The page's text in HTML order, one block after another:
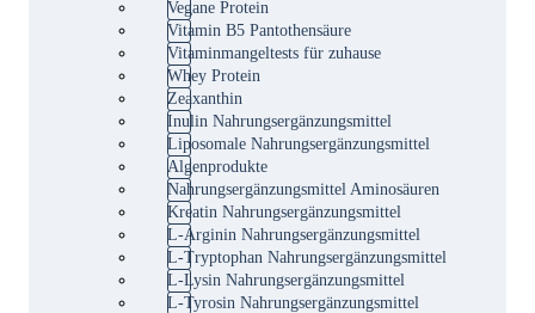
Vegane Protein
Vitamin B5 Pantothensäure
Vitaminmangeltests für zuhause
Whey Protein
Zeaxanthin
Inulin Nahrungsergänzungsmittel
Liposomale Nahrungsergänzungsmittel
Algenprodukte
Nahrungsergänzungsmittel Aminosäuren
Kreatin Nahrungsergänzungsmittel
L-Arginin Nahrungsergänzungsmittel
L-Tryptophan Nahrungsergänzungsmittel
L-Lysin Nahrungsergänzungsmittel
L-Tyrosin Nahrungsergänzungsmittel